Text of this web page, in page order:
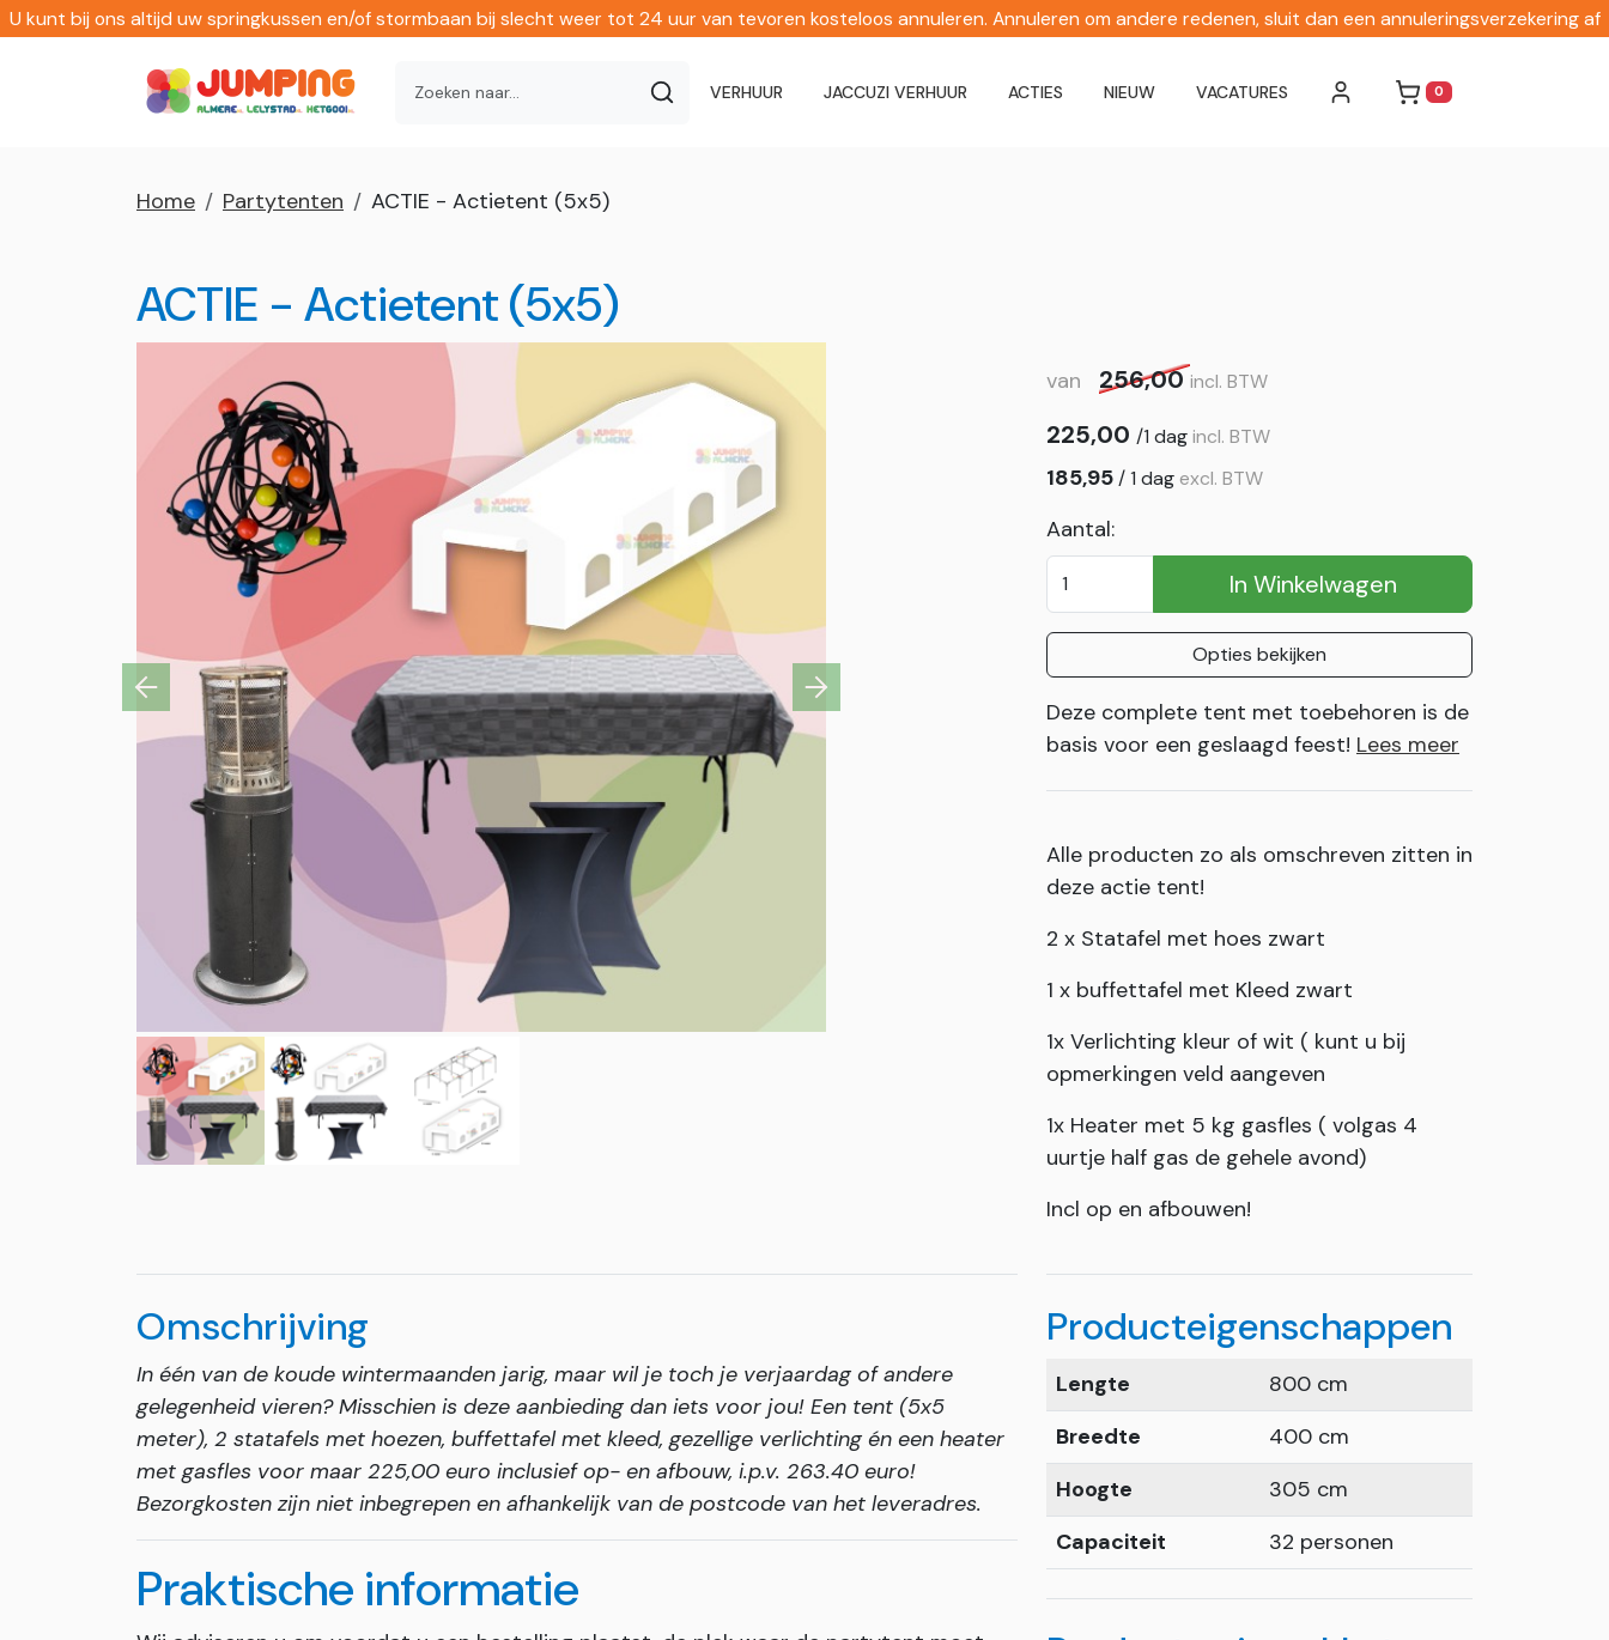
U kunt bij ons altijd uw springkussen en/of stormbaan bij slecht weer tot 24 uur van tevoren kosteloos annuleren. Annuleren om andere redenen, sluit dan een annuleringsverzekering af
VERHUUR JACCUZI VERHUUR ACTIES NIEUW VACATURES WINKELWAGEN
0
Home Partytenten ACTIE - Actietent (5x5)
ACTIE - Actietent (5x5)
Previous Next
van 256,00incl. BTW
225,00 /1 dagincl. BTW
185,95/1 dag excl. BTW
Aantal:
In Winkelwagen
Opties bekijken
Deze complete tent met toebehoren is de
basis voor een geslaagd feest! Lees meer
Alle producten zo als omschreven zitten in
deze actie tent!
2 x Statafel met hoes zwart
1 x buffettafel met Kleed zwart
1x Verlichting kleur of wit ( kunt u bij
opmerkingen veld aangeven
1x Heater met 5 kg gasfles ( volgas 4
uurtje half gas de gehele avond)
Incl op en afbouwen!
Omschrijving
In één van de koude wintermaanden jarig, maar wil je toch je verjaardag of andere
gelegenheid vieren? Misschien is deze aanbieding dan iets voor jou! Een tent (5x5
meter), 2 statafels met hoezen, buffettafel met kleed, gezellige verlichting én een heater
met gasfles voor maar 225,00 euro inclusief op- en afbouw, i.p.v. 263.40 euro!
Bezorgkosten zijn niet inbegrepen en afhankelijk van de postcode van het leveradres.
Praktische informatie
Producteigenschappen
Lengte
800 cm
Breedte
400 cm
Hoogte
305 cm
Capaciteit
32 personen